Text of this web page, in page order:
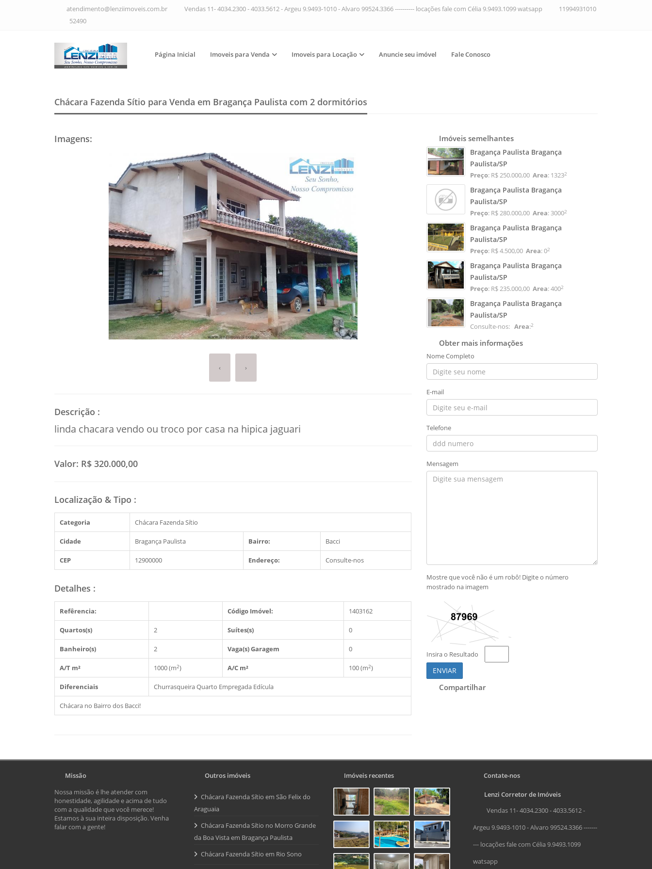
atendimento@lenziimoveis.com.br Vendas 11- 4034.2300 - 4033.5612 - Argeu 9.9493-1010 - Alvaro 99524.3366 ---------- locações fale com Célia 9.9493.1099 watsapp
11994931010
52490
Página Inicial Imoveis para Venda Imoveis para Locação Anuncie seu imóvel Fale Conosco
Chácara Fazenda Sítio para Venda em Bragança Paulista com 2 dormitórios
Imagens:
‹ ›
Descrição :
linda chacara vendo ou troco por casa na hipica jaguari
Valor: R$ 320.000,00
Localização & Tipo :
Categoria Chácara Fazenda Sítio
Cidade Bragança Paulista Bairro: Bacci
CEP 12900000 Endereço: Consulte-nos
Detalhes :
Refêrencia: Código Imóvel: 1403162
Quartos(s) 2 Suítes(s) 0
Banheiro(s) 2 Vaga(s) Garagem 0
A/T m² 1000 (m2) A/C m² 100 (m2)
Diferenciais ChurrasqueiraQuarto Empregada Edícula
Chácara no Bairro dos Bacci!
Imóveis semelhantes
Bragança Paulista Bragança
Paulista/SP
Preço: R$ 250.000,00 Area: 13232
Bragança Paulista Bragança
Paulista/SP
Preço: R$ 280.000,00 Area: 30002
Bragança Paulista Bragança
Paulista/SP
Preço: R$ 4.500,00 Area: 02
Bragança Paulista Bragança
Paulista/SP
Preço: R$ 235.000,00 Area: 4002
Bragança Paulista Bragança
Paulista/SP
Consulte-nos: Area:2
Obter mais informações
Nome Completo
E-mail
Telefone
Mensagem
Mostre que você não é um robô! Digite o número
mostrado na imagem
Insira o Resultado
ENVIAR
Compartilhar
Missão
Nossa missão é lhe atender com
honestidade, agilidade e acima de tudo
com a qualidade que você merece!
Estamos à sua inteira disposição. Venha
falar com a gente!
Outros imóveis
Chácara Fazenda Sítio em São Felix do
Araguaia
Chácara Fazenda Sítio no Morro Grande
da Boa Vista em Bragança Paulista
Chácara Fazenda Sítio em Rio Sono
Imóveis recentes Contate-nos
Lenzi Corretor de Imóveis
Vendas 11- 4034.2300 - 4033.5612 -
Argeu 9.9493-1010 - Alvaro 99524.3366 -------
--- locações fale com Célia 9.9493.1099
watsapp